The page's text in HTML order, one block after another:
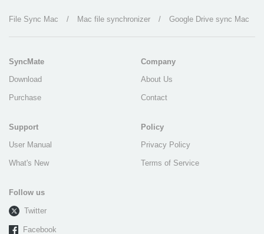
File Sync Mac / Mac file synchronizer / Google Drive sync Mac
SyncMate
Download
Purchase
Company
About Us
Contact
Support
User Manual
What's New
Policy
Privacy Policy
Terms of Service
Follow us
Twitter
Facebook